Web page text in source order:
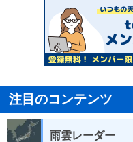
注目のコンテンツ
雨雲レーダー